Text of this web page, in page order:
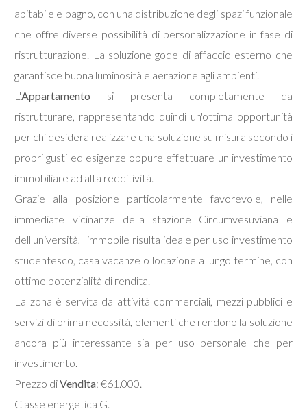
abitabile e bagno, con una distribuzione degli spazi funzionale
che offre diverse possibilità di personalizzazione in fase di
ristrutturazione. La soluzione gode di affaccio esterno che
garantisce buona luminosità e aerazione agli ambienti.
L'Appartamento si presenta completamente da
ristrutturare, rappresentando quindi un'ottima opportunità
per chi desidera realizzare una soluzione su misura secondo i
propri gusti ed esigenze oppure effettuare un investimento
immobiliare ad alta redditività.
Grazie alla posizione particolarmente favorevole, nelle
immediate vicinanze della stazione Circumvesuviana e
dell'università, l'immobile risulta ideale per uso investimento
studentesco, casa vacanze o locazione a lungo termine, con
ottime potenzialità di rendita.
La zona è servita da attività commerciali, mezzi pubblici e
servizi di prima necessità, elementi che rendono la soluzione
ancora più interessante sia per uso personale che per
investimento.
Prezzo diVendita: €61.000.
Classe energetica G.
Totale
Locali
minimi
Qualsiasi
1